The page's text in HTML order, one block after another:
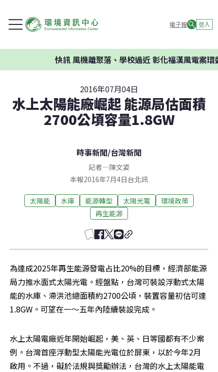
電子報 登入
快訊風機離聚落、學校過近 彰化福漢風電案環委建
2016年07月04日
水上太陽能廠崛起 能源局估面積
2700公頃容量1.8GW
時事新聞/台灣新聞
記者—陳文姿
本報2016年7月4日台北訊
太陽能 水庫 能源轉型 太陽光電
環境政策
再生能源
為達成2025年再生能源發電占比20%的目標，經濟部能源
局力推水面式太陽光電。經盤點，台灣可裝設浮動式太陽
能的水庫、滯洪池總面積約2700公頃，裝置容量初估可達
1.8GW。可望在一～五年內陸續裝設完成。
水上太陽電廠近年開始崛起，美、英、日等國都有不少案
例。台灣首座浮動型太陽能光電位於屏東，以於今年2月
啟用。不過，礙於法規與獎勵辦法，台灣的水上太陽能電